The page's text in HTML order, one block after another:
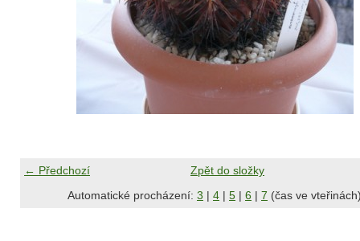
← Předchozí
Zpět do složky
Automatické procházení: 3 | 4 | 5 | 6 | 7 (čas ve